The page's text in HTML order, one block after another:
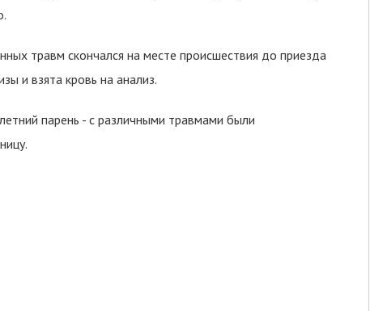
травм скончался на месте происшествия до приезда
и взята кровь на анализ.
парень - с различными травмами были